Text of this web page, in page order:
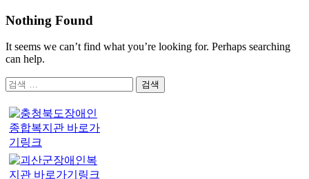
Nothing Found
It seems we can’t find what you’re looking for. Perhaps searching
can help.
검